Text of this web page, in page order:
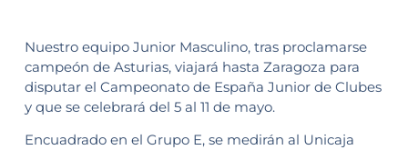
Nuestro equipo Junior Masculino, tras proclamarse
campeón de Asturias, viajará hasta Zaragoza para
disputar el Campeonato de España Junior de Clubes
y que se celebrará del 5 al 11 de mayo.
Encuadrado en el Grupo E, se medirán al Unicaja